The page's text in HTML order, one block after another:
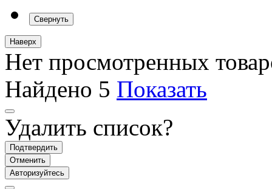
Свернуть
Наверх
Нет просмотренных
Найдено 5 Показать
Удалить список?
Подтвердить
Отменить
Авторизуйтесь